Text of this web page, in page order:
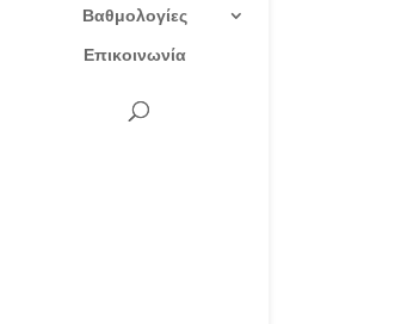
Βαθμολογίες
Επικοινωνία